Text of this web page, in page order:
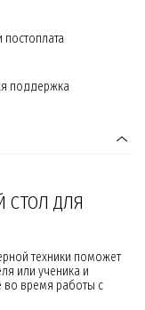
постоплата
поддержка
СТОЛ ДЛЯ
техники поможет
или ученика и
во время работы с